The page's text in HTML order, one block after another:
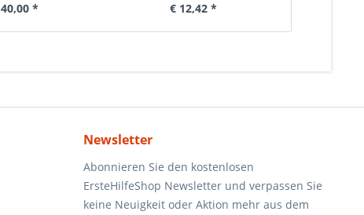
* € 12,42 *
Newsletter
Abonnieren Sie den kostenlosen
ErsteHilfeShop Newsletter und verpassen Sie
keine Neuigkeit oder Aktion mehr aus dem